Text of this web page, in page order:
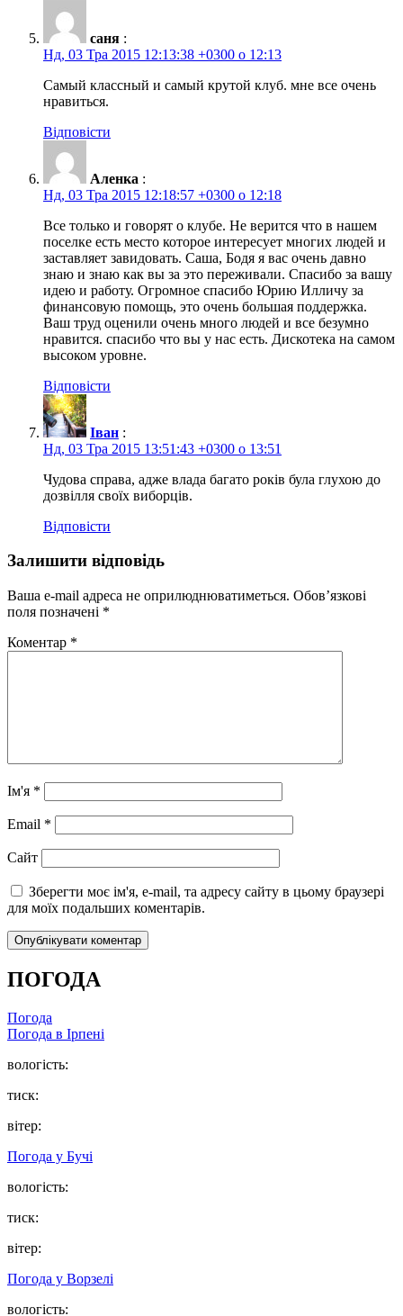
саня :
Нд, 03 Тра 2015 12:13:38 +0300 о 12:13
Самый классный и самый крутой клуб. мне все очень
нравиться.
Відповісти
Аленка :
Нд, 03 Тра 2015 12:18:57 +0300 о 12:18
Все только и говорят о клубе. Не верится что в нашем
поселке есть место которое интересует многих людей и
заставляет завидовать. Саша, Бодя я вас очень давно
знаю и знаю как вы за это переживали. Спасибо за вашу
идею и работу. Огромное спасибо Юрию Илличу за
финансовую помощь, это очень большая поддержка.
Ваш труд оценили очень много людей и все безумно
нравится. спасибо что вы у нас есть. Дискотека на самом
высоком уровне.
Відповісти
Іван :
Нд, 03 Тра 2015 13:51:43 +0300 о 13:51
Чудова справа, адже влада багато років була глухою до
дозвілля своїх виборців.
Відповісти
Залишити відповідь
Ваша e-mail адреса не оприлюднюватиметься. Обов’язкові
поля позначені *
Коментар *
Ім'я *
Email *
Сайт
Зберегти моє ім'я, e-mail, та адресу сайту в цьому браузері
для моїх подальших коментарів.
ПОГОДА
Погода
Погода в Ірпені
вологість:
тиск:
вітер:
Погода у Бучі
вологість:
тиск:
вітер:
Погода у Ворзелі
вологість: